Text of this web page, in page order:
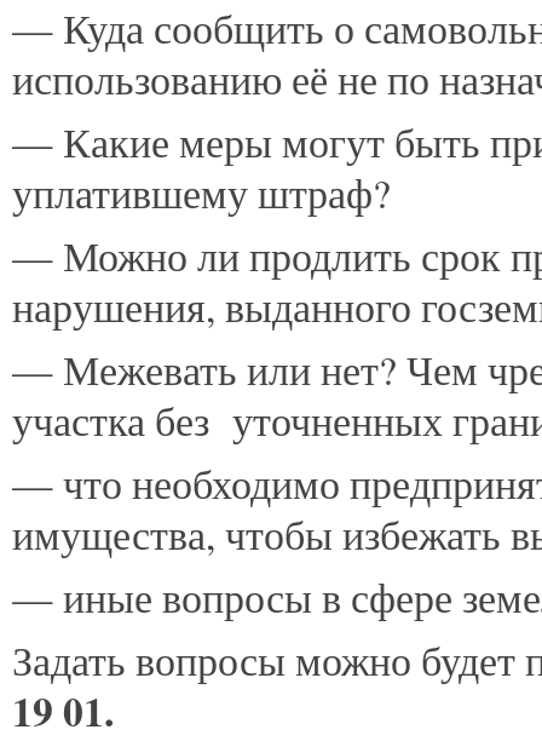
— Куда сообщить о
использованию её не по
— Какие меры могут быть
уплатившему штраф?
— Можно ли продлить срок
нарушения, выданного
— Межевать или нет? Чем
участка без уточненных
— что необходимо
имущества, чтобы избежать
— иные вопросы в сфере
Задать вопросы можно
19 01.